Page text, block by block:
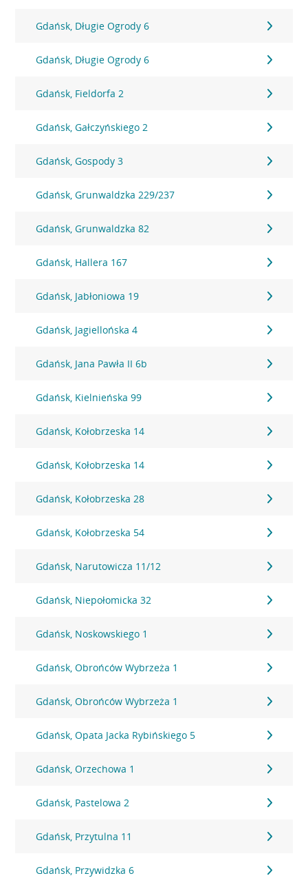
Gdańsk, Długie Ogrody 6
Gdańsk, Długie Ogrody 6
Gdańsk, Fieldorfa 2
Gdańsk, Gałczyńskiego 2
Gdańsk, Gospody 3
Gdańsk, Grunwaldzka 229/237
Gdańsk, Grunwaldzka 82
Gdańsk, Hallera 167
Gdańsk, Jabłoniowa 19
Gdańsk, Jagiellońska 4
Gdańsk, Jana Pawła II 6b
Gdańsk, Kielnieńska 99
Gdańsk, Kołobrzeska 14
Gdańsk, Kołobrzeska 14
Gdańsk, Kołobrzeska 28
Gdańsk, Kołobrzeska 54
Gdańsk, Narutowicza 11/12
Gdańsk, Niepołomicka 32
Gdańsk, Noskowskiego 1
Gdańsk, Obrońców Wybrzeża 1
Gdańsk, Obrońców Wybrzeża 1
Gdańsk, Opata Jacka Rybińskiego 5
Gdańsk, Orzechowa 1
Gdańsk, Pastelowa 2
Gdańsk, Przytulna 11
Gdańsk, Przywidzka 6